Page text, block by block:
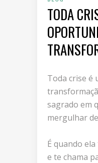
TODA
Toda crise é
sagrado em
mergulhar
É quando
e te chama